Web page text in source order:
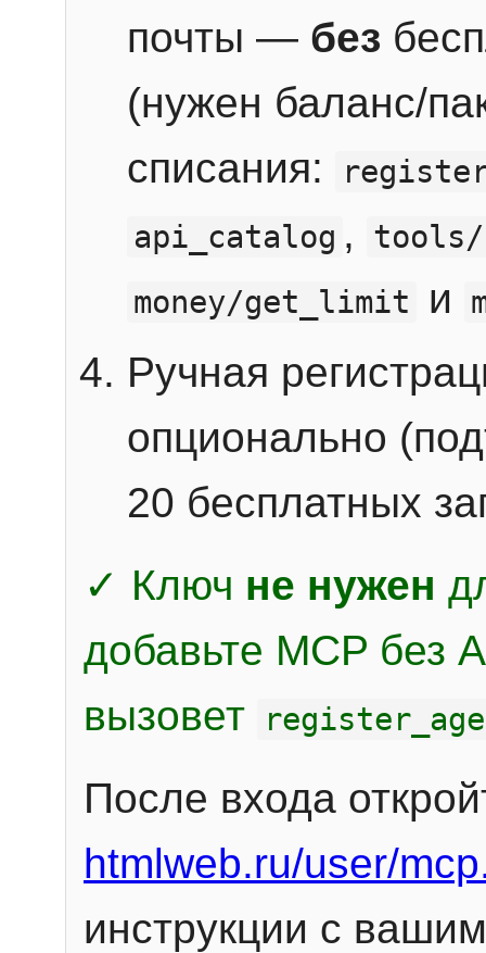
почты — без
(нужен баланс/
списания:
api_catalog ,
money/get_limit
и
Ручная
опционально
20 бесплатных
✓ Ключ не нужен
добавьте MCP без
вызовет
После входа
htmlweb.ru/user/
инструкции с